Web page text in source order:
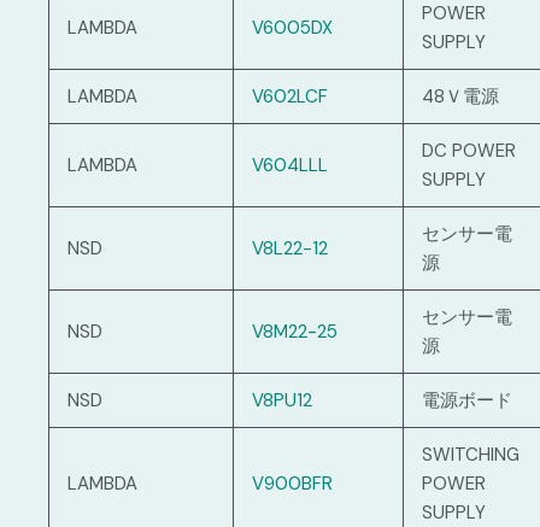
LAMBDA V6005DX
POWER
SUPPLY
LAMBDA V602LCF 48Ｖ電源
LAMBDA V604LLL
DC POWER
SUPPLY
NSD V8L22-12
センサー電
源
NSD V8M22-25
センサー電
源
NSD V8PU12 電源ボード
LAMBDA V900BFR
SWITCHING
POWER
SUPPLY